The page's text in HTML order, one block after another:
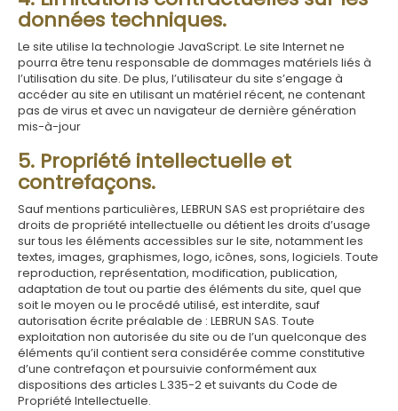
données techniques.
Le site utilise la technologie JavaScript. Le site Internet ne
pourra être tenu responsable de dommages matériels liés à
l’utilisation du site. De plus, l’utilisateur du site s’engage à
accéder au site en utilisant un matériel récent, ne contenant
pas de virus et avec un navigateur de dernière génération
mis-à-jour
5. Propriété intellectuelle et
contrefaçons.
Sauf mentions particulières, LEBRUN SAS est propriétaire des
droits de propriété intellectuelle ou détient les droits d’usage
sur tous les éléments accessibles sur le site, notamment les
textes, images, graphismes, logo, icônes, sons, logiciels. Toute
reproduction, représentation, modification, publication,
adaptation de tout ou partie des éléments du site, quel que
soit le moyen ou le procédé utilisé, est interdite, sauf
autorisation écrite préalable de : LEBRUN SAS. Toute
exploitation non autorisée du site ou de l’un quelconque des
éléments qu’il contient sera considérée comme constitutive
d’une contrefaçon et poursuivie conformément aux
dispositions des articles L.335-2 et suivants du Code de
Propriété Intellectuelle.